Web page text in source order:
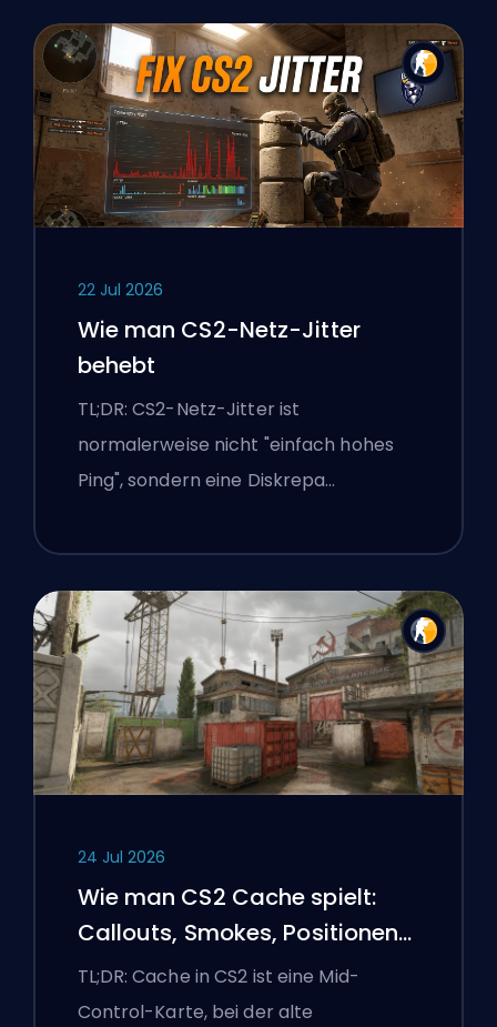
22 Jul 2026
Wie man CS2-Netz-Jitter
behebt
TL;DR: CS2-Netz-Jitter ist
normalerweise nicht "einfach hohes
Ping", sondern eine Diskrepa…
24 Jul 2026
Wie man CS2 Cache spielt:
Callouts, Smokes, Positionen
und Premier-Tipps
TL;DR: Cache in CS2 ist eine Mid-
Control-Karte, bei der alte